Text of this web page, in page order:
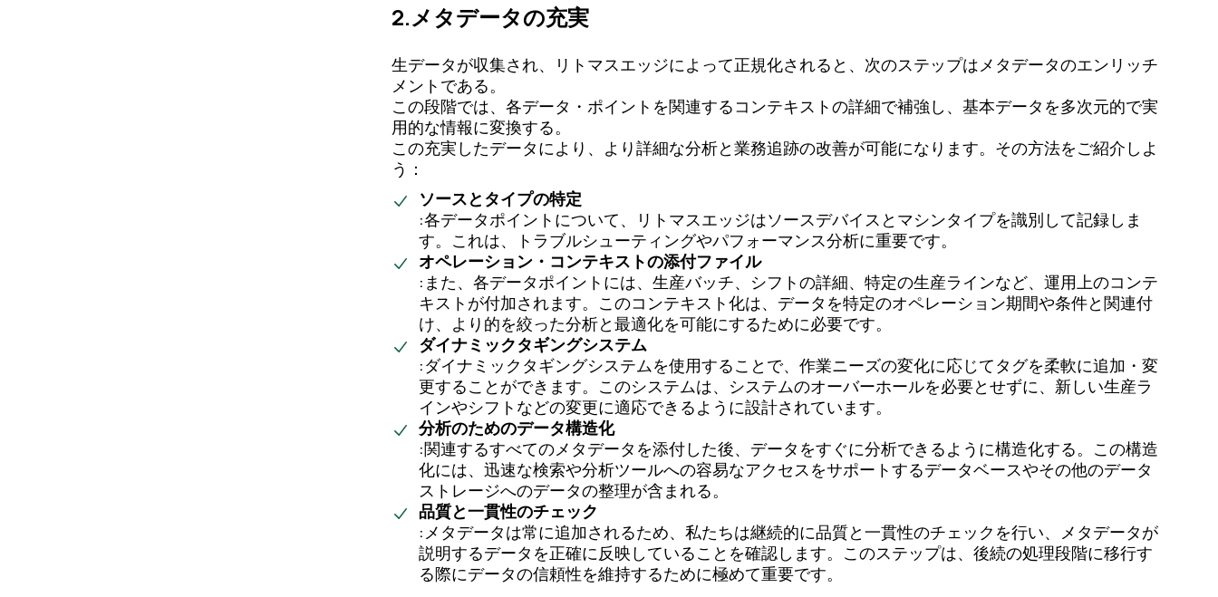
2.メタデータの充実
生データが収集され、リトマスエッジによって正規化されると、次のステップはメタデータのエンリッチ
メントである。
この段階では、各データ・ポイントを関連するコンテキストの詳細で補強し、基本データを多次元的で実
用的な情報に変換する。
この充実したデータにより、より詳細な分析と業務追跡の改善が可能になります。その方法をご紹介しよ
う：
ソースとタイプの特定
:各データポイントについて、リトマスエッジはソースデバイスとマシンタイプを識別して記録しま
す。これは、トラブルシューティングやパフォーマンス分析に重要です。
オペレーション・コンテキストの添付ファイル
:また、各データポイントには、生産バッチ、シフトの詳細、特定の生産ラインなど、運用上のコンテ
キストが付加されます。このコンテキスト化は、データを特定のオペレーション期間や条件と関連付
け、より的を絞った分析と最適化を可能にするために必要です。
ダイナミックタギングシステム
:ダイナミックタギングシステムを使用することで、作業ニーズの変化に応じてタグを柔軟に追加・変
更することができます。このシステムは、システムのオーバーホールを必要とせずに、新しい生産ラ
インやシフトなどの変更に適応できるように設計されています。
分析のためのデータ構造化
:関連するすべてのメタデータを添付した後、データをすぐに分析できるように構造化する。この構造
化には、迅速な検索や分析ツールへの容易なアクセスをサポートするデータベースやその他のデータ
ストレージへのデータの整理が含まれる。
品質と一貫性のチェック
:メタデータは常に追加されるため、私たちは継続的に品質と一貫性のチェックを行い、メタデータが
説明するデータを正確に反映していることを確認します。このステップは、後続の処理段階に移行す
る際にデータの信頼性を維持するために極めて重要です。